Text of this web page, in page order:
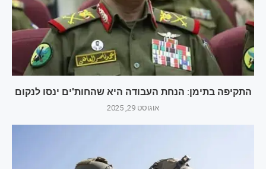
התקיפה בתימן: הנחת העבודה היא שהחות'ים ינסו לנקום
אוגוסט 29, 2025